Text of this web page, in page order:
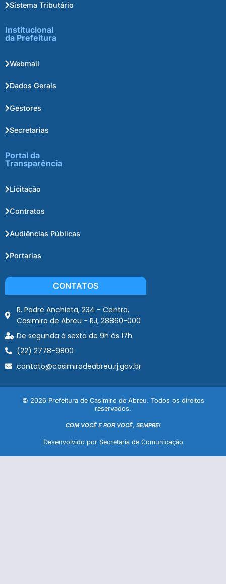
Sistema Tributário
Institucional
da Prefeitura
Webmail
Dados Gerais
Gestores
Secretarias
Portal da
Transparência
Licitação
Contratos
Audiências Públicas
Portarias
CONTATOS
R. Padre Anchieta, 234 - Centro,
Casimiro de Abreu - RJ, 28860-000
De segunda à sexta de 9h às 17h
(22) 2778-9800
contato@casimirodeabreu.rj.gov.br
© 2026 Prefeitura de Casimiro de Abreu. Todos os direitos
reservados.
COM VOCÊ E POR VOCÊ, SEMPRE!
Desenvolvido por Secretaria de Comunicação